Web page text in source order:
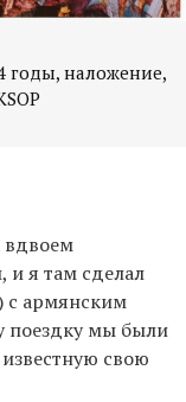
годы, наложение,
вдвоем
я там сделал
с армянским
поездку мы были
свою